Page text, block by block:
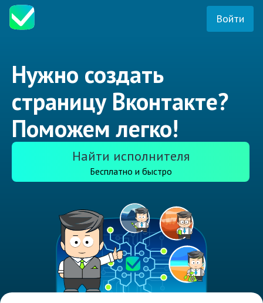
Войти
Нужно создать
страницу Вконтакте?
Поможем легко!
Найти исполнителя
Бесплатно и быстро